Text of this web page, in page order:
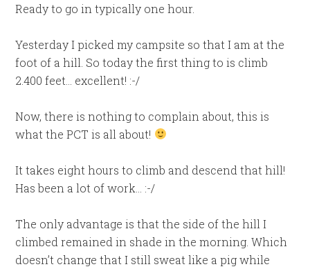
Ready to go in typically one hour.
Yesterday I picked my campsite so that I am at the
foot of a hill. So today the first thing to is climb
2.400 feet… excellent! :-/
Now, there is nothing to complain about, this is
what the PCT is all about!
It takes eight hours to climb and descend that hill!
Has been a lot of work… :-/
The only advantage is that the side of the hill I
climbed remained in shade in the morning. Which
doesn’t change that I still sweat like a pig while